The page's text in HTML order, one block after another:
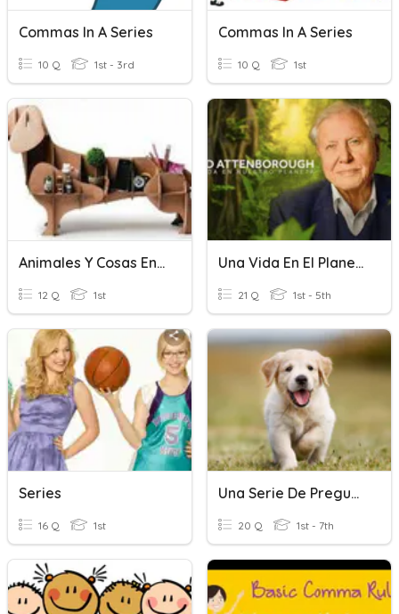
Commas In A Series
10 Q 1st - 3rd
Commas In A Series
10 Q 1st
Animales Y Cosas En Inglés
12 Q 1st
Una Vida En El Planeta
21 Q 1st - 5th
Series
16 Q 1st
Una Serie De Preguntas
20 Q 1st - 7th